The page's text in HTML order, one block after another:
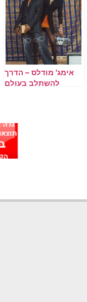
אימג' מודלס – הדרך
להשתלב בעולם